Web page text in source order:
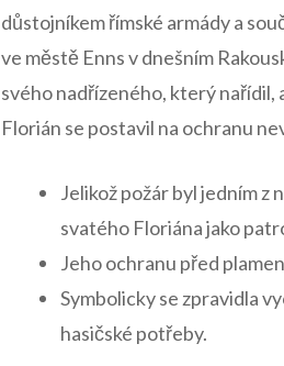
důstojníkem‌ římské armády a
​ve městě ⁤Enns⁤ v dnešním
svého nadřízeného, který
Florián⁣ se ‍postavil na ‍ochranu⁣
Jelikož požár byl jedním z
svatého Floriána jako
Jeho ‍ochranu před
Symbolicky se​ zpravidla‍
hasičské potřeby.